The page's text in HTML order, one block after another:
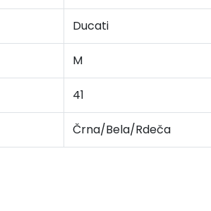
Ducati
M
41
Črna/Bela/Rdeča